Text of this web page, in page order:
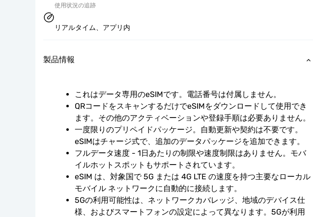
使用状況の追跡
リアルタイム、アプリ内
製品情報
これはデータ専用のeSIMです。電話番号は付属しません。
QRコードをスキャンするだけでeSIMをダウンロードして使用でき
ます。その他のアクティベーションや登録手順は必要ありません。
一度限りのプリペイドパッケージ。自動更新や契約は不要です。
eSIMはチャージ式で、追加のデータパッケージを追加できます。
フルデータ速度 - 1日あたりの制限や速度制限はありません。モバ
イルホットスポットもサポートされています。
eSIM は、対象国で 5G または 4G LTE の速度を持つ主要なローカル
モバイル ネットワークに自動的に接続します。
5Gの利用可能性は、ネットワークカバレッジ、地域のデバイス仕
様、およびスマートフォンの設定によって異なります。5Gが利用